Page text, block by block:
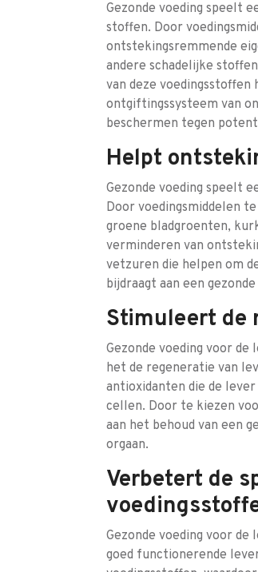
Gezonde voeding speelt
stoffen. Door
ontstekingsremmende
andere schadelijke
van deze
ontgiftingssysteem van
beschermen tegen
Helpt
Gezonde voeding speelt
Door voedingsmiddelen
groene bladgroenten,
verminderen van
vetzuren die helpen om
bijdraagt aan een
Stimuleert de
Gezonde voeding voor
het de regeneratie van
antioxidanten die de
cellen. Door te kiezen
aan het behoud van een
orgaan.
Verbetert de
Gezonde voeding voor
goed functionerende